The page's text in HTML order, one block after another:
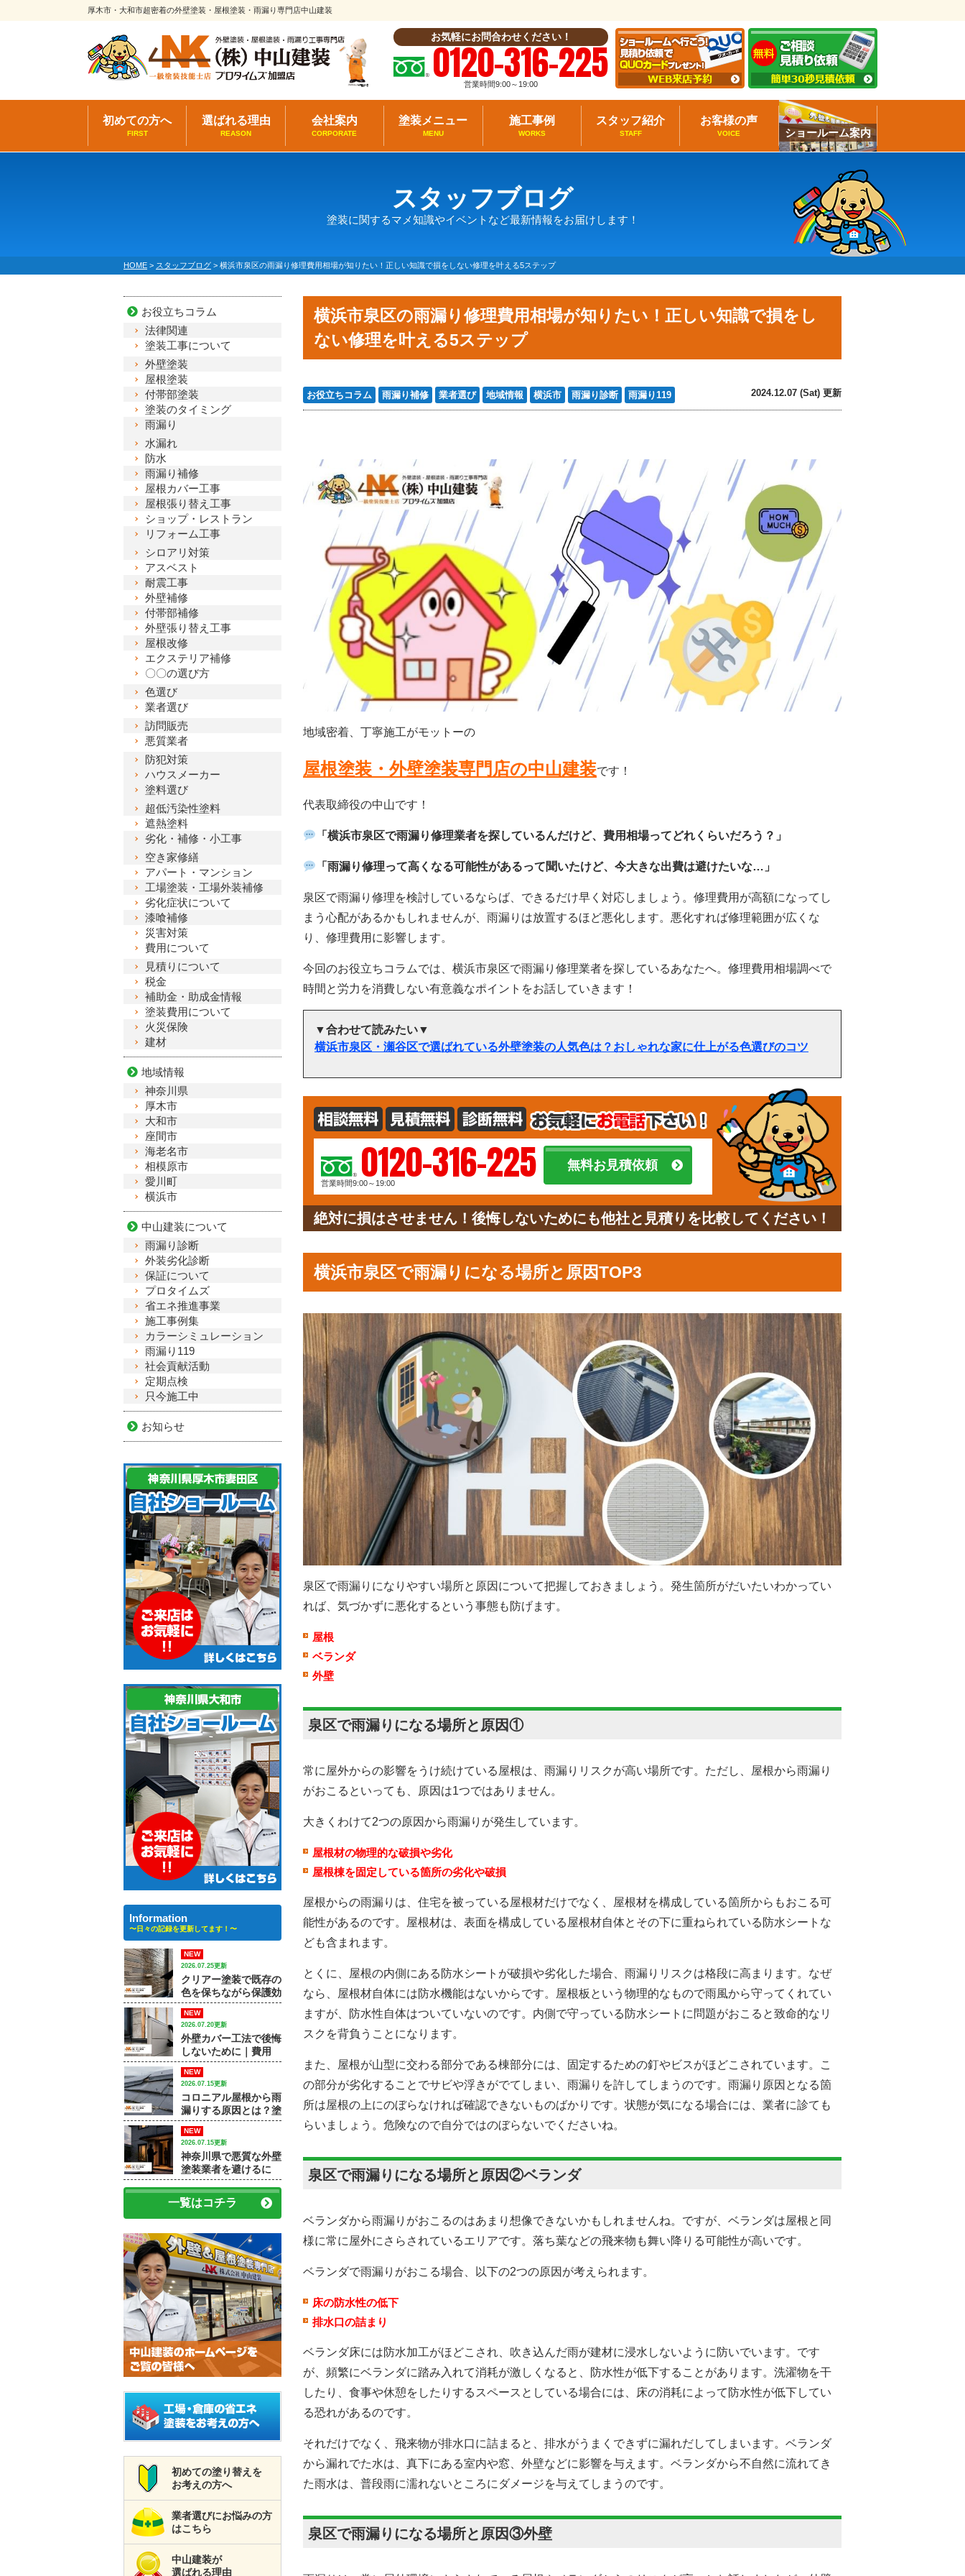
厚木市・大和市超密着の外壁塗装・屋根塗装・雨漏り専門店中山建装
お気軽にお問合わせください！
0120-316-225
営業時間9:00～19:00
初めての方へ
FIRST
選ばれる理由
REASON
会社案内
CORPORATE
塗装メニュー
MENU
施工事例
WORKS
スタッフ紹介
STAFF
お客様の声
VOICE ショールーム案内
スタッフブログ
塗装に関するマメ知識やイベントなど最新情報をお届けします！
HOME > スタッフブログ > 横浜市泉区の雨漏り修理費用相場が知りたい！正しい知識で損をしない修理を叶える5ステップ
横浜市泉区の雨漏り修理費用相場が知りたい！正しい知識で損をし
ない修理を叶える5ステップ
お役立ちコラム 雨漏り補修 業者選び 地域情報 横浜市 雨漏り診断 雨漏り119 2024.12.07 (Sat) 更新
地域密着、丁寧施工がモットーの
屋根塗装・外壁塗装専門店の中山建装です！
代表取締役の中山です！
「横浜市泉区で雨漏り修理業者を探しているんだけど、費用相場ってどれくらいだろう？」
「雨漏り修理って高くなる可能性があるって聞いたけど、今大きな出費は避けたいな…」
泉区で雨漏り修理を検討しているならば、できるだけ早く対応しましょう。修理費用が高額になってし
まう心配があるかもしれませんが、雨漏りは放置するほど悪化します。悪化すれば修理範囲が広くな
り、修理費用に影響します。
今回のお役立ちコラムでは、横浜市泉区で雨漏り修理業者を探しているあなたへ。修理費用相場調べで
時間と労力を消費しない有意義なポイントをお話していきます！
▼合わせて読みたい▼
横浜市泉区・瀬谷区で選ばれている外壁塗装の人気色は？おしゃれな家に仕上がる色選びのコツ
0120-316-225
営業時間9:00～19:00
無料お見積依頼
絶対に損はさせません！後悔しないためにも他社と見積りを比較してください！
横浜市泉区で雨漏りになる場所と原因TOP3
泉区で雨漏りになりやすい場所と原因について把握しておきましょう。発生箇所がだいたいわかってい
れば、気づかずに悪化するという事態も防げます。
屋根
ベランダ
外壁
泉区で雨漏りになる場所と原因①
常に屋外からの影響をうけ続けている屋根は、雨漏りリスクが高い場所です。ただし、屋根から雨漏り
がおこるといっても、原因は1つではありません。
大きくわけて2つの原因から雨漏りが発生しています。
屋根材の物理的な破損や劣化
屋根棟を固定している箇所の劣化や破損
屋根からの雨漏りは、住宅を被っている屋根材だけでなく、屋根材を構成している箇所からもおこる可
能性があるのです。屋根材は、表面を構成している屋根材自体とその下に重ねられている防水シートな
ども含まれます。
とくに、屋根の内側にある防水シートが破損や劣化した場合、雨漏りリスクは格段に高まります。なぜ
なら、屋根材自体には防水機能はないからです。屋根板という物理的なもので雨風から守ってくれてい
ますが、防水性自体はついていないのです。内側で守っている防水シートに問題がおこると致命的なリ
スクを背負うことになります。
また、屋根が山型に交わる部分である棟部分には、固定するための釘やビスがほどこされています。こ
の部分が劣化することでサビや浮きがでてしまい、雨漏りを許してしまうのです。雨漏り原因となる箇
所は屋根の上にのぼらなければ確認できないものばかりです。状態が気になる場合には、業者に診ても
らいましょう。危険なので自分ではのぼらないでくださいね。
泉区で雨漏りになる場所と原因②ベランダ
ベランダから雨漏りがおこるのはあまり想像できないかもしれませんね。ですが、ベランダは屋根と同
様に常に屋外にさらされているエリアです。落ち葉などの飛来物も舞い降りる可能性が高いです。
ベランダで雨漏りがおこる場合、以下の2つの原因が考えられます。
床の防水性の低下
排水口の詰まり
ベランダ床には防水加工がほどこされ、吹き込んだ雨が建材に浸水しないように防いでいます。です
が、頻繁にベランダに踏み入れて消耗が激しくなると、防水性が低下することがあります。洗濯物を干
したり、食事や休憩をしたりするスペースとしている場合には、床の消耗によって防水性が低下してい
る恐れがあるのです。
それだけでなく、飛来物が排水口に詰まると、排水がうまくできずに漏れだしてしまいます。ベランダ
から漏れでた水は、真下にある室内や窓、外壁などに影響を与えます。ベランダから不自然に流れてき
た雨水は、普段雨に濡れないところにダメージを与えてしまうのです。
泉区で雨漏りになる場所と原因③外壁
お役立ちコラム
法律関連
塗装工事について
外壁塗装
屋根塗装
付帯部塗装
塗装のタイミング
雨漏り
水漏れ
防水
雨漏り補修
屋根カバー工事
屋根張り替え工事
ショップ・レストラン
リフォーム工事
シロアリ対策
アスベスト
耐震工事
外壁補修
付帯部補修
外壁張り替え工事
屋根改修
エクステリア補修
〇〇の選び方
色選び
業者選び
訪問販売
悪質業者
防犯対策
ハウスメーカー
塗料選び
超低汚染性塗料
遮熱塗料
劣化・補修・小工事
空き家修繕
アパート・マンション
工場塗装・工場外装補修
劣化症状について
漆喰補修
災害対策
費用について
見積りについて
税金
補助金・助成金情報
塗装費用について
火災保険
建材
地域情報
神奈川県
厚木市
大和市
座間市
海老名市
相模原市
愛川町
横浜市
中山建装について
雨漏り診断
外装劣化診断
保証について
プロタイムズ
省エネ推進事業
施工事例集
カラーシミュレーション
雨漏り119
社会貢献活動
定期点検
只今施工中
お知らせ
Information
〜日々の記録を更新してます！〜
NEW
2026.07.25更新
クリアー塗装で既存の
色を保ちながら保護効
果を高める方法｜【大
和市で外壁塗装・屋根
塗装をするなら中山建
装】
NEW
2026.07.20更新
外壁カバー工法で後悔
しないために｜費用
差・施工例・塗装との
違いを専門店が解説
NEW
2026.07.15更新
コロニアル屋根から雨
漏りする原因とは？塗
装で済むケースと屋根
修理が必要なケース
NEW
2026.07.15更新
神奈川県で悪質な外壁
塗装業者を避けるに
は？訪問販売・見積
書・保証で確認すべき
ポイント
一覧はコチラ
初めての塗り替えを
お考えの方へ
業者選びにお悩みの方
はこちら
中山建装が
選ばれる理由